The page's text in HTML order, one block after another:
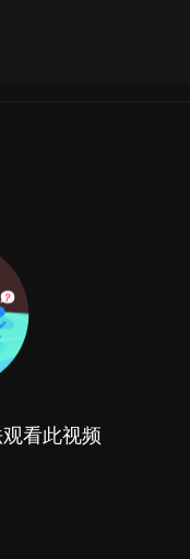
看此视频